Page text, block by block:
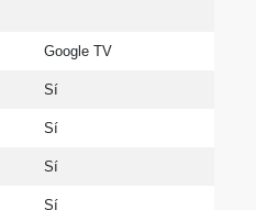
Google TV
Sí
Sí
Sí
Sí